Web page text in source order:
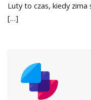
Luty to czas, kiedy
[…]